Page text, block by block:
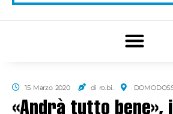
15 Marzo 2020 di ro.bi.